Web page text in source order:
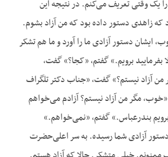
یک وقتی تعریف می‌کنم. در نتیجه این
که زاهدی دستور داده بود که من آزاد بشوم.
ایشان دستور آزادی ما را آورد و ما هم تشکر
برویم.» گفتم، «کجا؟» گفت،
آزاد نیستم؟» گفت، «جناب دکتر تلگراف
مگر من آزاد نیستم؟ آزادم می‌خواهم
بندرعباس.» گفتم، «نمی‌خواهم.»
آزادی شما رسیده. به سر اعلی‌حضرت